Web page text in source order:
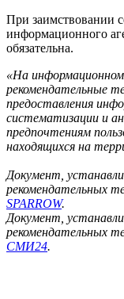
При заимствовании
информационного
обязательна.
«На
рекомендательные
предоставления
систематизации и
предпочтениям
находящихся на
Документ,
рекомендательных
SPARROW.
Документ,
рекомендательных
СМИ24.